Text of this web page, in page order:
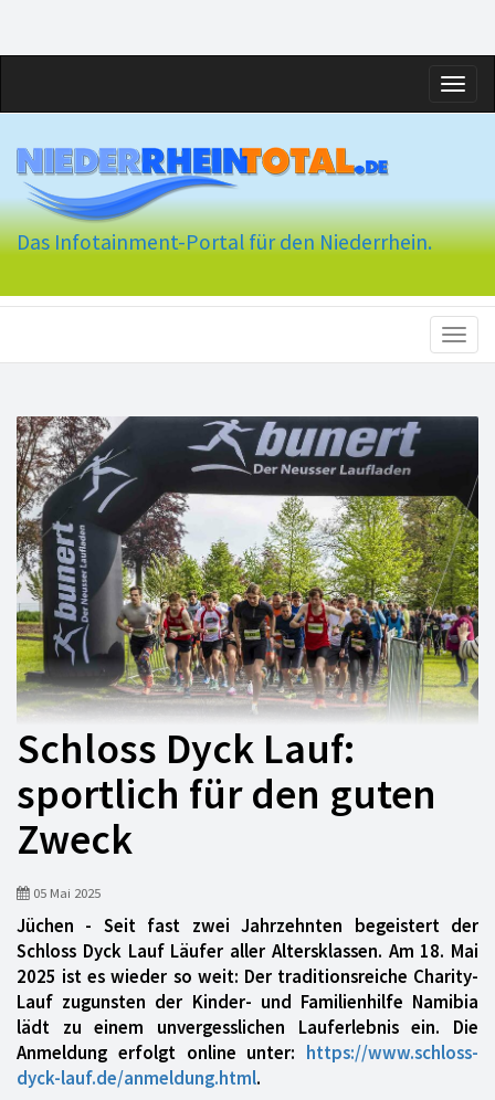
Das Infotainment-Portal für den Niederrhein.
Schloss Dyck Lauf:
sportlich für den guten
Zweck
05 Mai 2025
Jüchen - Seit fast zwei Jahrzehnten begeistert der
Schloss Dyck Lauf Läufer aller Altersklassen. Am 18. Mai
2025 ist es wieder so weit: Der traditionsreiche Charity-
Lauf zugunsten der Kinder- und Familienhilfe Namibia
lädt zu einem unvergesslichen Lauferlebnis ein. Die
Anmeldung erfolgt online unter: https://www.schloss-
dyck-lauf.de/anmeldung.html.